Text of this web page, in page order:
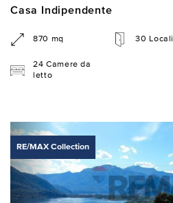
Casa Indipendente
870 mq 30 Locali
24 Camere da
letto
RE/MAX Collection